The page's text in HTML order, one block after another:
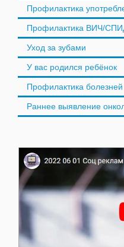
Профилактика
Профилактика ВИЧ/
Уход за зубами
У вас родился ребёнок
Профилактика
Раннее выявление